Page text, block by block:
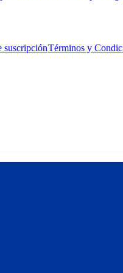
suscripciónTérminos y